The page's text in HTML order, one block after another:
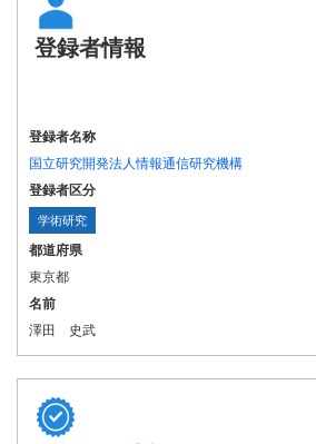
登録者情報
登録者名称
国立研究開発法人情報通信研究機構
登録者区分
学術研究
都道府県
東京都
名前
澤田 史武